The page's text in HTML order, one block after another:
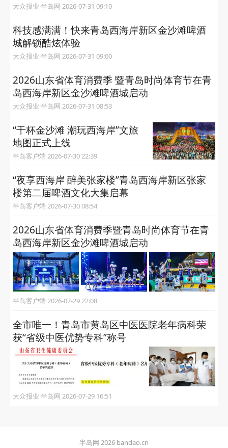
大众报业·半岛网 2026-07-31 09:10
科技感满满！快来青岛西海岸新区金沙滩啤酒
城解锁酷炫体验
大众报业·半岛网 2026-07-31 09:00
2026山东省体育消费季 暨青岛时尚体育节在青
岛西海岸新区金沙滩啤酒城启动
大众报业·半岛网 2026-07-31 08:53
“干杯金沙滩 潮玩西海岸”文旅
地图正式上线
半岛客户端 2026-07-30 22:39
“夜享西海岸 醉美张家楼”青岛西海岸新区张家
楼第二届啤酒文化大集启幕
半岛客户端 2026-07-30 08:54
2026山东省体育消费季暨青岛时尚体育节在青
岛西海岸新区金沙滩啤酒城启动
半岛客户端 2026-07-29 22:08
全市唯一！青岛市黄岛区中医医院老年病科荣
获“省级中医优势专科”称号
大众报业·半岛网 2026-07-29 16:51
半岛网 2026 bandao.cn